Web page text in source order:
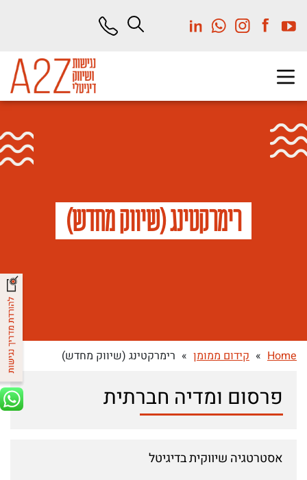
רימרקטינג (שיווק מחדש)
Home
» קידום ממומן » רימרקטינג (שיווק מחדש)
פרסום ומדיה חברתית
אסטרטגיה שיווקית בדיגיטל